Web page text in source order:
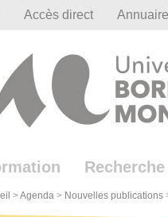
Accès direct Annuaire
Recherche
>Agenda > Nouvelles publications